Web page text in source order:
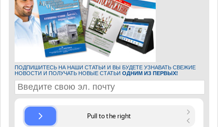
ПОДПИШИТЕСЬ НА НАШИ СТАТЬИ И ВЫ БУДЕТЕ УЗНАВАТЬ СВЕЖИЕ
НОВОСТИ И ПОЛУЧАТЬ НОВЫЕ СТАТЬИ ОДНИМ ИЗ ПЕРВЫХ!